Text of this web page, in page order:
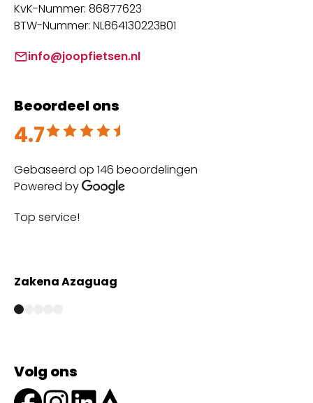
KvK-Nummer: 86877623
BTW-Nummer: NL864130223B01
info@joopfietsen.nl
Beoordeel ons
4.7
Beoordeeld met 4.7 uit 5
Gebaseerd op 146 beoordelingen
Powered by
Top service!
Zakena Azaguag
Volg ons